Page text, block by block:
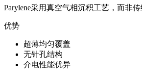
Parylene采用真空气相沉积工艺，而非传
优势
超薄均匀覆盖
无针孔结构
介电性能优异